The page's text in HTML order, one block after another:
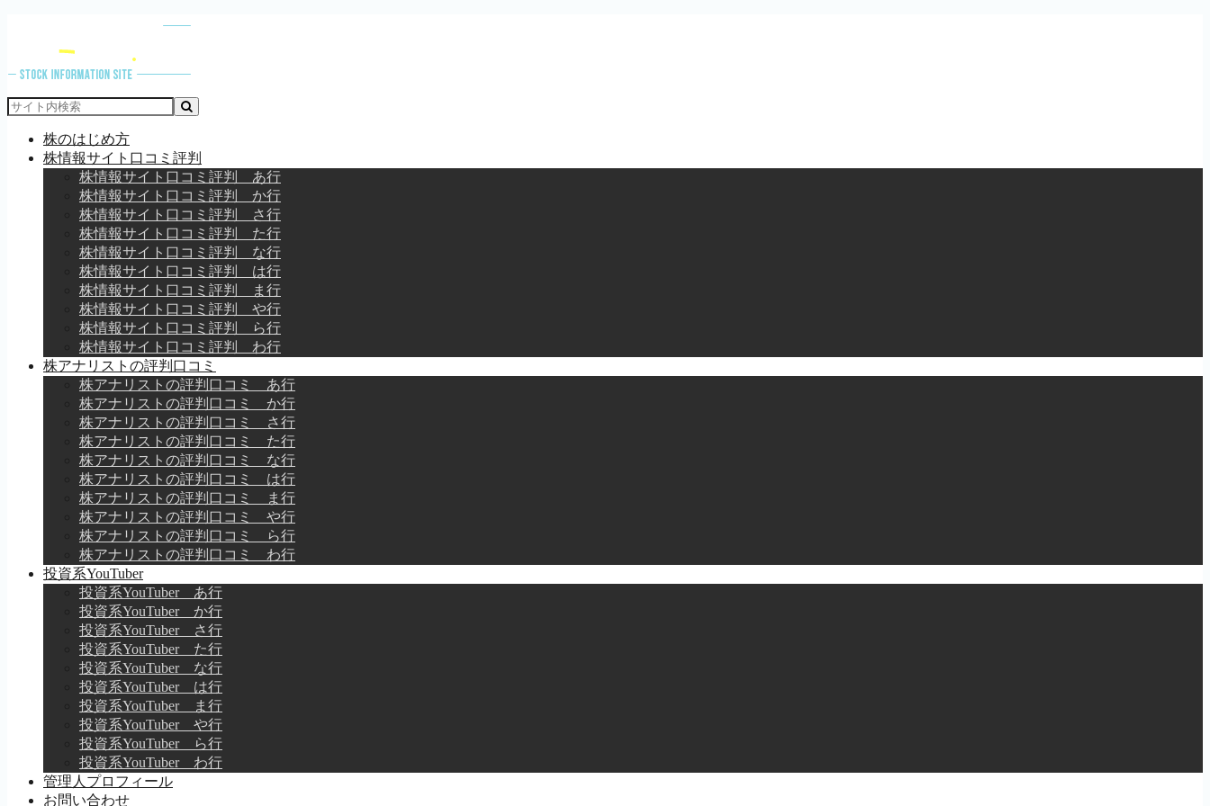
株のはじめ方
株情報サイト口コミ評判
株情報サイト口コミ評判 あ行
株情報サイト口コミ評判 か行
株情報サイト口コミ評判 さ行
株情報サイト口コミ評判 た行
株情報サイト口コミ評判 な行
株情報サイト口コミ評判 は行
株情報サイト口コミ評判 ま行
株情報サイト口コミ評判 や行
株情報サイト口コミ評判 ら行
株情報サイト口コミ評判 わ行
株アナリストの評判口コミ
株アナリストの評判口コミ あ行
株アナリストの評判口コミ か行
株アナリストの評判口コミ さ行
株アナリストの評判口コミ た行
株アナリストの評判口コミ な行
株アナリストの評判口コミ は行
株アナリストの評判口コミ ま行
株アナリストの評判口コミ や行
株アナリストの評判口コミ ら行
株アナリストの評判口コミ わ行
投資系YouTuber
投資系YouTuber あ行
投資系YouTuber か行
投資系YouTuber さ行
投資系YouTuber た行
投資系YouTuber な行
投資系YouTuber は行
投資系YouTuber ま行
投資系YouTuber や行
投資系YouTuber ら行
投資系YouTuber わ行
管理人プロフィール
お問い合わせ